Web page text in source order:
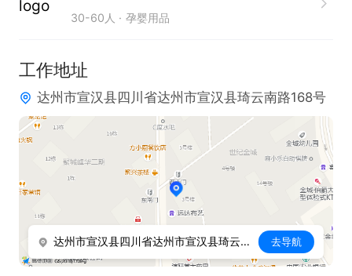
30-60人 孕婴用品
工作地址
达州市宣汉县四川省达州市宣汉县琦云南路168号
达州市宣汉县四川省达州市宣汉县琦云南路168号 去导航